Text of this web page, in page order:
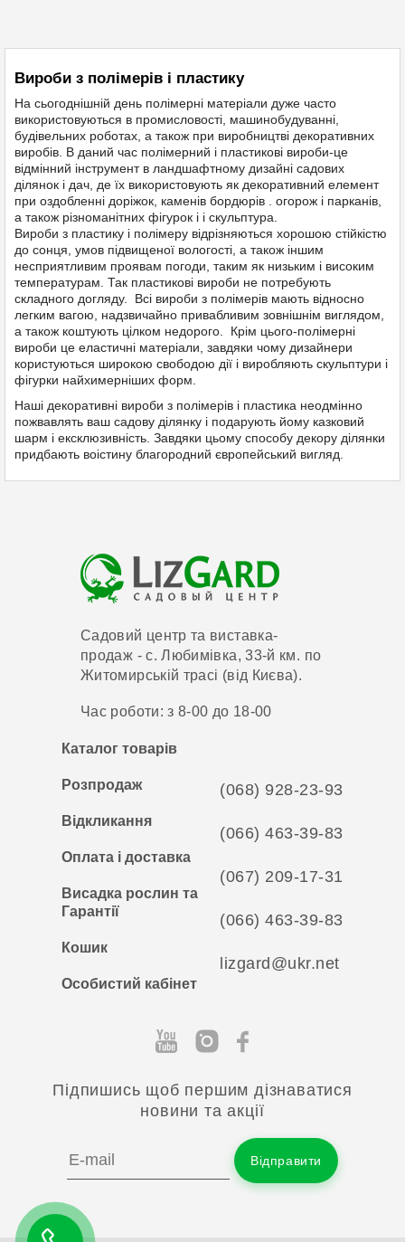
Вироби з полімерів і пластику
На сьогоднішній день полімерні матеріали дуже часто
використовуються в промисловості, машинобудуванні,
будівельних роботах, а також при виробництві декоративних
виробів. В даний час полімерний і пластикові вироби-це
відмінний інструмент в ландшафтному дизайні садових
ділянок і дач, де їх використовують як декоративний елемент
при оздобленні доріжок, каменів бордюрів . огорож і парканів,
а також різноманітних фігурок і і скульптура
Вироби з пластику і полімеру відрізняються хорошою стійкістю
до сонця, умов підвищеної вологості, а також іншим
несприятливим проявам погоди, таким як низьким і високим
температурам. Так пластикові вироби не потребують
складного догляду. Всі вироби з полімерів мають відносно
легким вагою, надзвичайно привабливим зовнішнім виглядом,
а також коштують цілком недорого. Крім цього-полімерні
вироби це еластичні матеріали, завдяки чому дизайнери
користуються широкою свободою дії і виробляють скульптури і
фігурки найхимерніших форм.
Наші декоративні вироби з полімерів і пластика неодмінно
пожвавлять ваш садову ділянку і подарують йому казковий
шарм і ексклюзивність. Завдяки цьому способу декору ділянки
придбають воістину благородний європейський вигляд.
Садовий центр та виставка-
продаж - с. Любимівка, 33-й км. по
Житомирській трасі (від Києва).
Час роботи: з 8-00 до 18-00
Каталог товарів
Розпродаж
Відкликання
Оплата і доставка
Висадка рослин та
Гарантії
Кошик
Особистий кабінет
(068) 928-23-93
(066) 463-39-83
(067) 209-17-31
(066) 463-39-83
lizgard@ukr.net
Підпишись щоб першим дізнаватися
новини та акції
Відправити